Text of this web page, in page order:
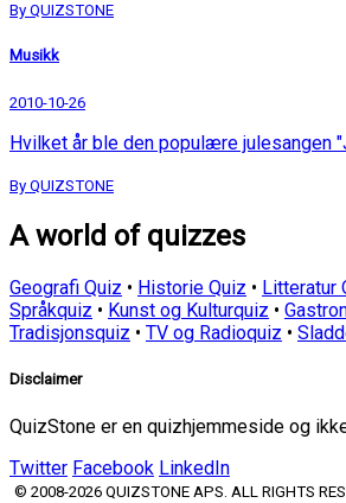
By QUIZSTONE
Musikk
2010-10-26
Hvilket år ble den populære julesangen
By QUIZSTONE
A world of quizzes
Geografi Quiz • Historie Quiz • Litteratur
Språkquiz • Kunst og Kulturquiz •
Tradisjonsquiz • TV og Radioquiz •
Disclaimer
QuizStone er en quizhjemmeside og
Twitter Facebook LinkedIn
© 2008-2026 QUIZSTONE APS. ALL RIGHTS